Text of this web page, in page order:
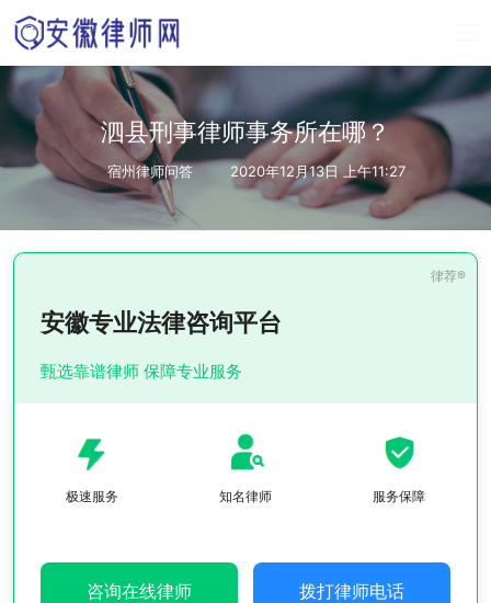
泗县刑事律师事务所在哪？
宿州律师问答 2020年12月13日 上午11:27
安徽专业法律咨询平台
甄选靠谱律师 保障专业服务
极速服务 知名律师 服务保障
咨询在线律师 拨打律师电话